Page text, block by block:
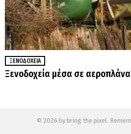
ΞΕΝΟΔΟΧΕΊΑ
Ξενοδοχεία μέσα σε αεροπλάνα
© 2026 by bring the pixel.